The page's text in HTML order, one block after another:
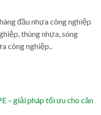
đầu nhựa công nghiệp
thùng nhựa, sóng
công nghiệp..
– giải pháp tối ưu cho căn